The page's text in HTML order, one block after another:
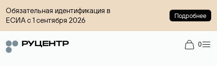
Обязательная идентификация в
ЕСИА с 1 сентября 2026
Подробнее
0